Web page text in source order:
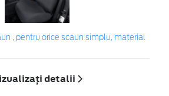
, pentru orice scaun simplu, material
detalii